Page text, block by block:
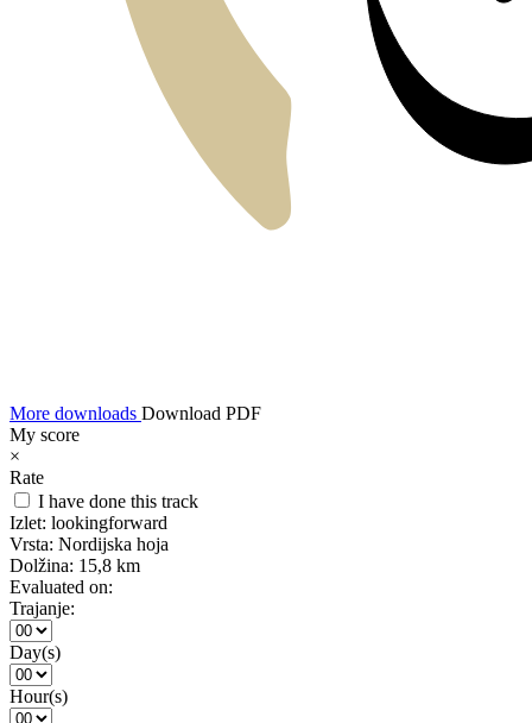
More downloads Download PDF
My score
×
Rate
I have done this track
Izlet: lookingforward
Vrsta: Nordijska hoja
Dolžina: 15,8 km
Evaluated on:
Trajanje:
Day(s)
Hour(s)